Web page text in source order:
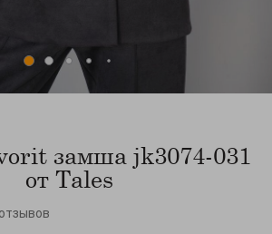
замша jk3074-031
от Tales
отзывов